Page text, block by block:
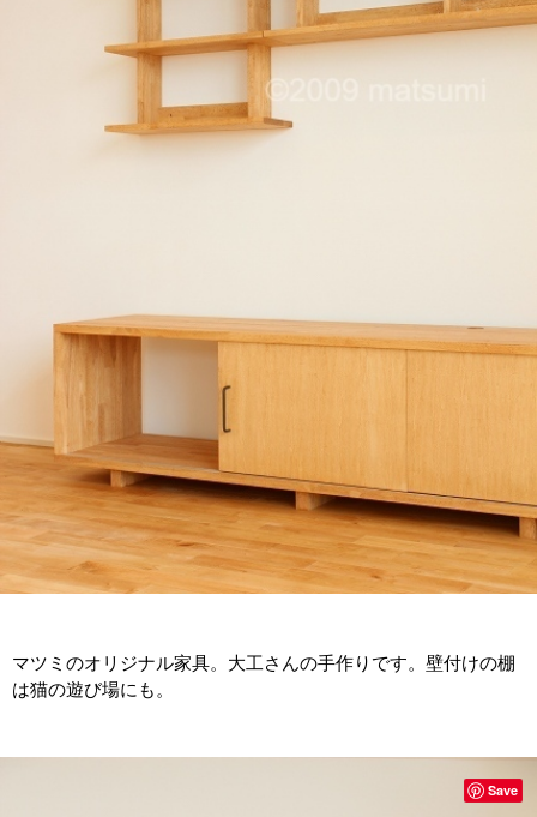
マツミのオリジナル家具。大工さんの手作りです。壁付けの棚
は猫の遊び場にも。
Save